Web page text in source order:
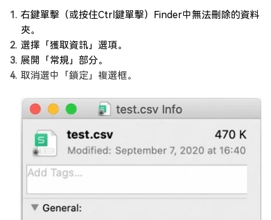
右鍵單擊（或按住Ctrl鍵單擊）Finder中無法刪除的資料
夾。
選擇「獲取資訊」選項。
展開「常規」部分。
取消選中「鎖定」複選框。